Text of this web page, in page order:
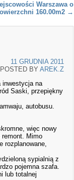
Warszawa o
160.00m2 →
11 GRUDNIA 2011
POSTED BY AREK.Z
inwestycja na
Saski, przepiękny
autobusu.
więc nowy
remont. Mimo
rozplanowane,
sypialnią z
pojemna szafa.
lub totalnej